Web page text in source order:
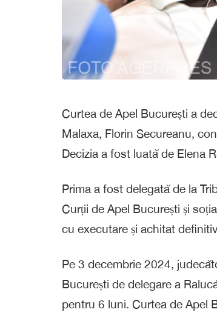
Curtea de Apel București a
Malaxa, Florin Secureanu,
Decizia a fost luată de Elena
Prima a fost delegată de la
Curții de Apel București și
cu executare și achitat
Pe 3 decembrie 2024,
București de delegare a
pentru 6 luni. Curtea de Apel